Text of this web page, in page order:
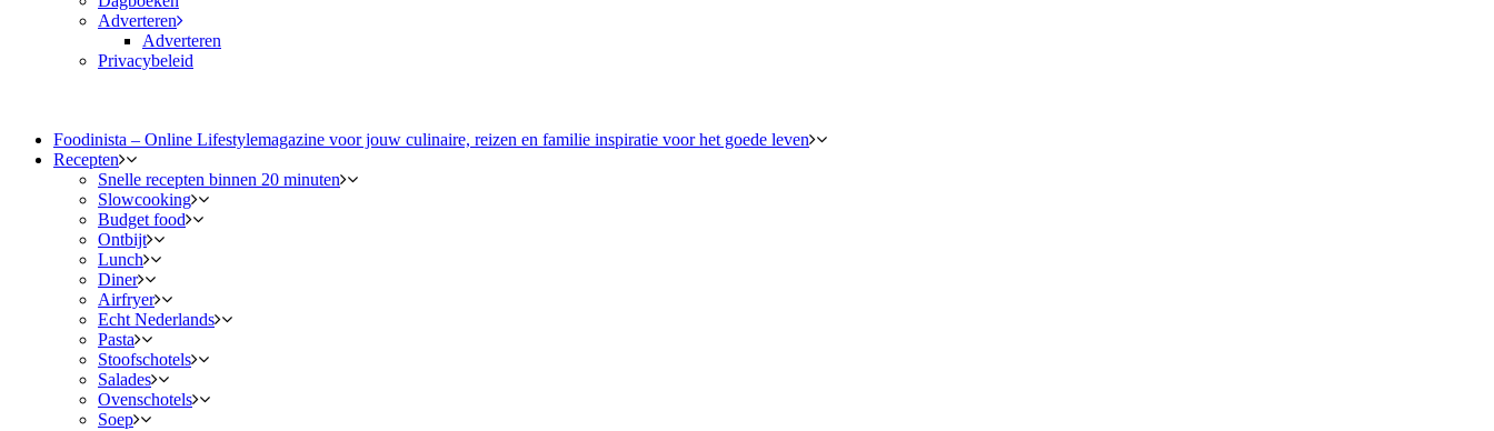
Adverteren
Adverteren
Privacybeleid
Foodinista – Online Lifestylemagazine voor jouw culinaire, reizen en familie inspiratie voor het goede leven
Recepten
Snelle recepten binnen 20 minuten
Slowcooking
Budget food
Ontbijt
Lunch
Diner
Airfryer
Echt Nederlands
Pasta
Stoofschotels
Salades
Ovenschotels
Soep